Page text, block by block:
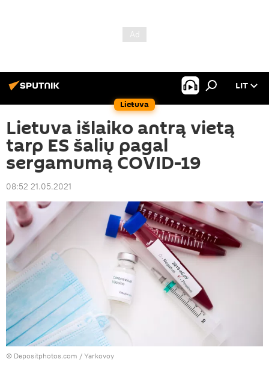
Lietuva
LIT
Lietuva išlaiko antrą vietą
tarp ES šalių pagal
sergamumą COVID-19
08:52 21.05.2021
© Depositphotos.com / Yarkovoy